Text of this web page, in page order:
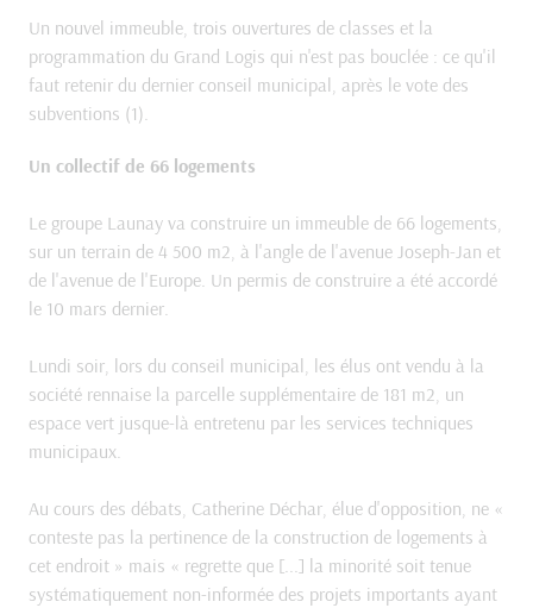
Un nouvel immeuble, trois ouvertures de classes et la
programmation du Grand Logis qui n'est pas bouclée : ce qu'il
faut retenir du dernier conseil municipal, après le vote des
subventions (1).
Un collectif de 66 logements
Le groupe Launay va construire un immeuble de 66 logements,
sur un terrain de 4 500 m2, à l'angle de l'avenue Joseph-Jan et
de l'avenue de l'Europe. Un permis de construire a été accordé
le 10 mars dernier.
Lundi soir, lors du conseil municipal, les élus ont vendu à la
société rennaise la parcelle supplémentaire de 181 m2, un
espace vert jusque-là entretenu par les services techniques
municipaux.
Au cours des débats, Catherine Déchar, élue d'opposition, ne «
conteste pas la pertinence de la construction de logements à
cet endroit » mais « regrette que [...] la minorité soit tenue
systématiquement non-informée des projets importants ayant